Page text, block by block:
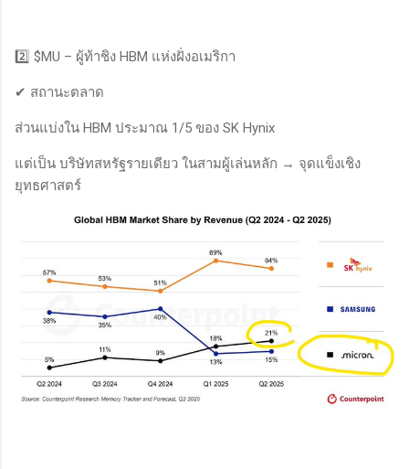
2️⃣ $MU – ผู้ท้าชิง HBM แห่งฝั่งอเมริกา
✔ สถานะตลาด
ส่วนแบ่งใน HBM ประมาณ 1/5 ของ SK Hynix
แต่เป็น บริษัทสหรัฐรายเดียว ในสามผู้เล่นหลัก → จุดแข็งเชิง
ยุทธศาสตร์